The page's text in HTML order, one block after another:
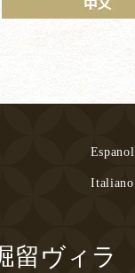
Espanol
Italiano
留ヴィラ